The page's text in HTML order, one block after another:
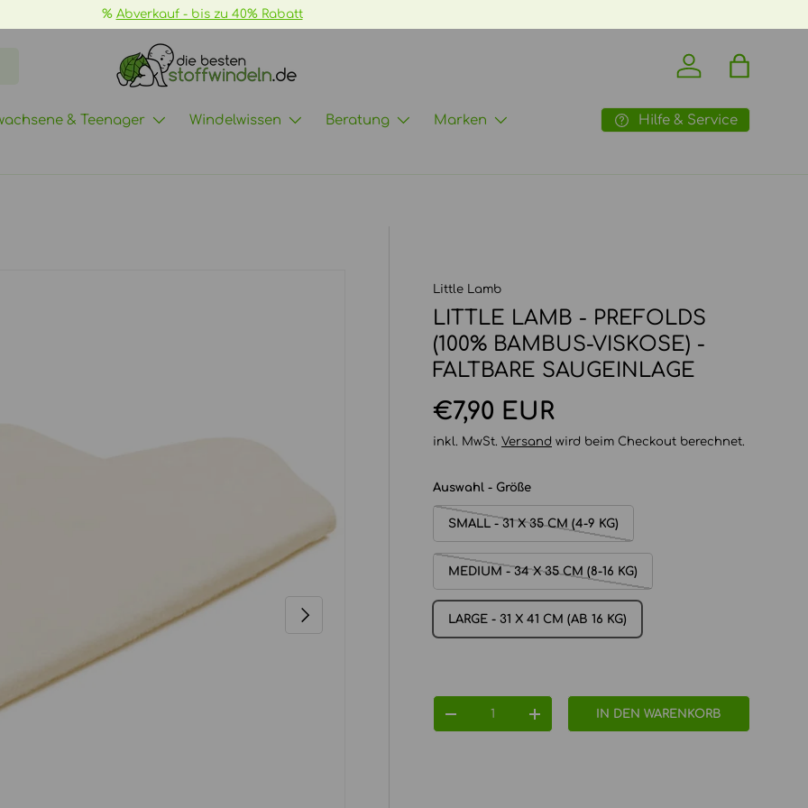
Abverkauf - bis zu 40% Rabatt
Einloggen
& Teenager Windelwissen Beratung Marken Hilfe & Service
NÄCHSTE
Little Lamb
LITTLE LAMB - PREFOLDS
(100% BAMBUS-VISKOSE) -
FALTBARE SAUGEINLAGE
Normaler Preis
€7,90 EUR
inkl. MwSt. Versand wird beim Checkout berechnet.
Auswahl - Größe
SMALL - 31 X 35 CM (4-9 KG)
MEDIUM - 34 X 35 CM (8-16 KG)
LARGE - 31 X 41 CM (AB 16 KG)
MENGE VERRINGERNMENGE ERHÖHENIN DEN WARENKORB